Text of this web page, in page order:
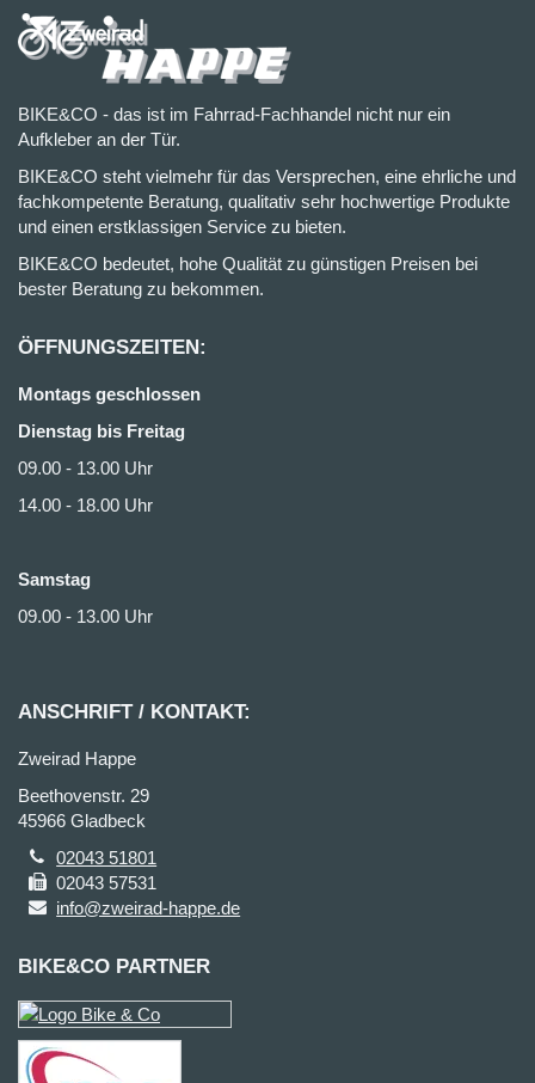
BIKE&CO - das ist im Fahrrad-Fachhandel nicht nur ein
Aufkleber an der Tür.
BIKE&CO steht vielmehr für das Versprechen, eine ehrliche und
fachkompetente Beratung, qualitativ sehr hochwertige Produkte
und einen erstklassigen Service zu bieten.
BIKE&CO bedeutet, hohe Qualität zu günstigen Preisen bei
bester Beratung zu bekommen.
ÖFFNUNGSZEITEN:
Montags geschlossen
Dienstag bis Freitag
09.00 - 13.00 Uhr
14.00 - 18.00 Uhr
Samstag
09.00 - 13.00 Uhr
ANSCHRIFT / KONTAKT:
Zweirad Happe
Beethovenstr. 29
45966 Gladbeck
02043 51801
02043 57531
info@zweirad-happe.de
BIKE&CO PARTNER